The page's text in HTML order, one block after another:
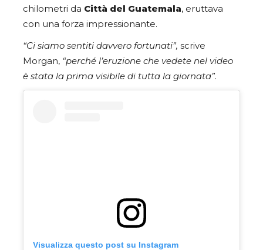
chilometri da Città del Guatemala, eruttava
con una forza impressionante.
“Ci siamo sentiti davvero fortunati”, scrive
Morgan, “perché l’eruzione che vedete nel video
è stata la prima visibile di tutta la giornata”.
Visualizza questo post su Instagram